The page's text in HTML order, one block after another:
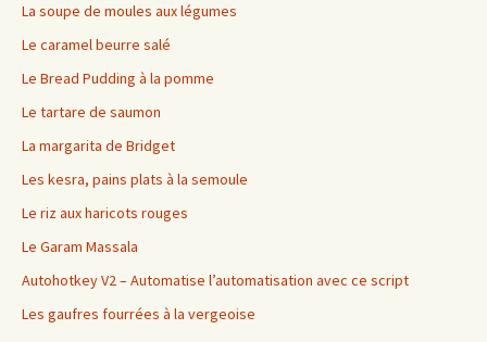
La soupe de moules aux légumes
Le caramel beurre salé
Le Bread Pudding à la pomme
Le tartare de saumon
La margarita de Bridget
Les kesra, pains plats à la semoule
Le riz aux haricots rouges
Le Garam Massala
Autohotkey V2 – Automatise l’automatisation avec ce script
Les gaufres fourrées à la vergeoise